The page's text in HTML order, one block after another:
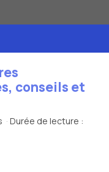
conseils et
· Durée de lecture :